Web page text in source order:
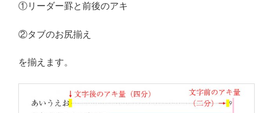
①リーダー罫と前後のアキ
②タブのお尻揃え
を揃えます。